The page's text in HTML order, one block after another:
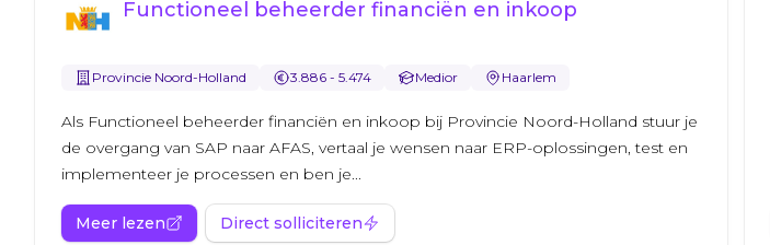
Functioneel beheerder financiën en inkoop
Provincie Noord-Holland 3.886 - 5.474 Medior Haarlem
Als Functioneel beheerder financiën en inkoop bij Provincie Noord-Holland stuur je
de overgang van SAP naar AFAS, vertaal je wensen naar ERP-oplossingen, test en
implementeer je processen en ben je...
Meer lezen Direct solliciteren